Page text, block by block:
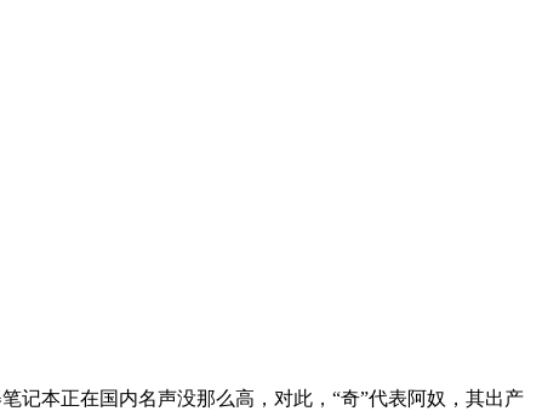
本正在国内名声没那么高，对此，“奇”代表阿奴，其出产